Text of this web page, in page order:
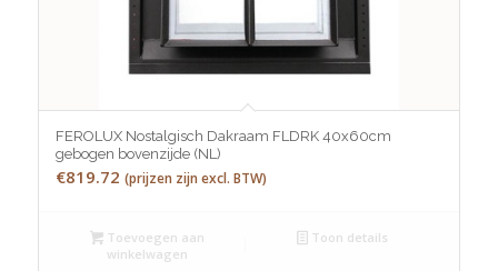
FEROLUX Nostalgisch Dakraam FLDRK 40x60cm
gebogen bovenzijde (NL)
€819.72 (prijzen zijn excl. BTW)
Toevoegen aan
winkelwagen
Toon details